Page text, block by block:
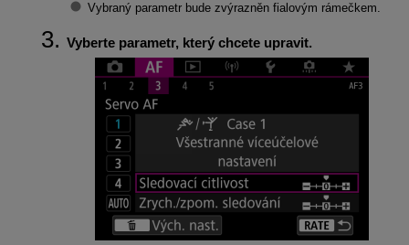
Vybraný parametr bude zvýrazněn fialovým rámečkem.
Vyberte parametr, který chcete upravit.